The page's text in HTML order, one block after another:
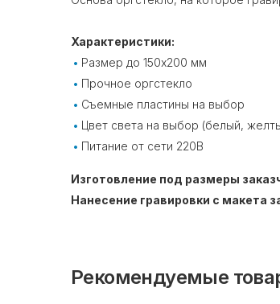
Характеристики:
Размер до 150х200 мм
Прочное оргстекло
Съемные пластины на выбор
Цвет света на выбор (белый,
Питание от сети 220В
Изготовление под размеры
Нанесение гравировки с макета
Рекомендуемые